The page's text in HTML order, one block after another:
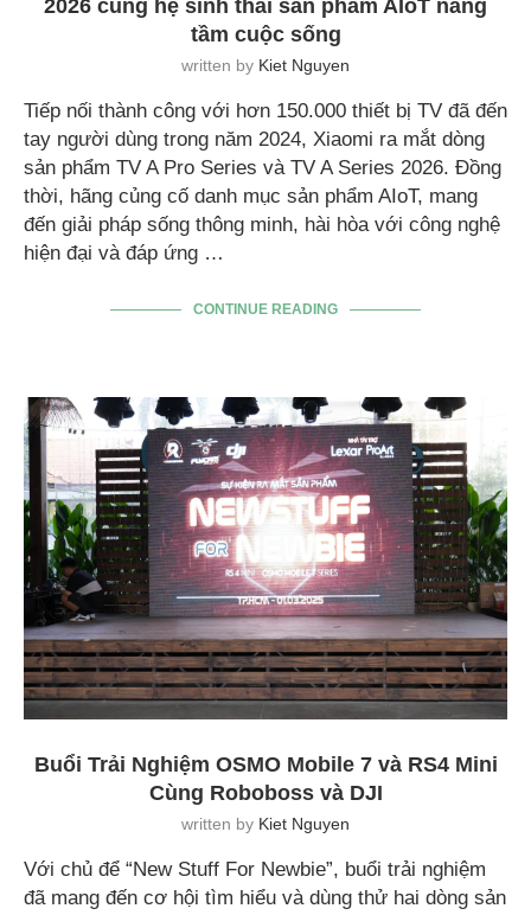
2026 cùng hệ sinh thái sản phẩm AIoT nâng
tầm cuộc sống
written by Kiet Nguyen
Tiếp nối thành công với hơn 150.000 thiết bị TV đã đến
tay người dùng trong năm 2024, Xiaomi ra mắt dòng
sản phẩm TV A Pro Series và TV A Series 2026. Đồng
thời, hãng củng cố danh mục sản phẩm AIoT, mang
đến giải pháp sống thông minh, hài hòa với công nghệ
hiện đại và đáp ứng …
CONTINUE READING
Buổi Trải Nghiệm OSMO Mobile 7 và RS4 Mini
Cùng Roboboss và DJI
written by Kiet Nguyen
Với chủ để “New Stuff For Newbie”, buổi trải nghiệm
đã mang đến cơ hội tìm hiểu và dùng thử hai dòng sản